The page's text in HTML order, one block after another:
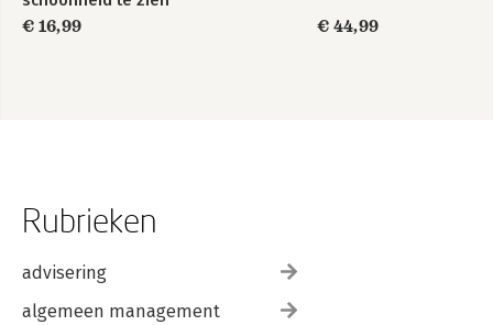
in het ouder
worden
€ 16,99 € 44,99
Rubrieken
advisering
algemeen management